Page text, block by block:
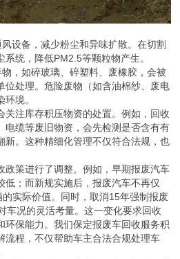
风设备，减少粉尘和异味扩散。在切割
统，降低PM2.5等颗粒物产生。
物，如碎玻璃、碎塑料、废橡胶，会被
位处理。危险废物（如含油棉纱、废电
境。
关注库存积压物资的处置。例如，回收
电缆等废旧物资，会先检测是否含有有
新。这种精细化管理不仅符合法规，也
政策进行了调整。例如，早期报废汽车
低；而新规实施后，报废汽车不再仅
的实际价值。同时，取消15年强制报废
车况的灵活考量。这一变化要求回收
环保能力。我们保定报废车回收服务积
流程，不仅帮助车主合法合规处理车